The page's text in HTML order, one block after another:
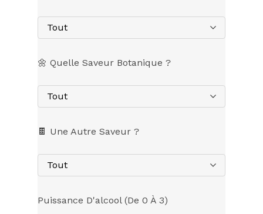
Tout
🌼 Quelle Saveur Botanique ?
Tout
🍫 Une Autre Saveur ?
Tout
Puissance D'alcool (de 0 À 3)